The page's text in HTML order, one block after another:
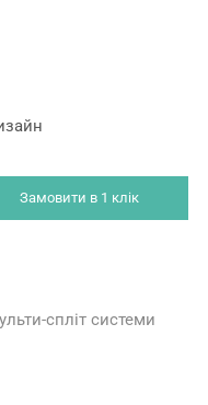
Замовити в 1 клік
спліт системи